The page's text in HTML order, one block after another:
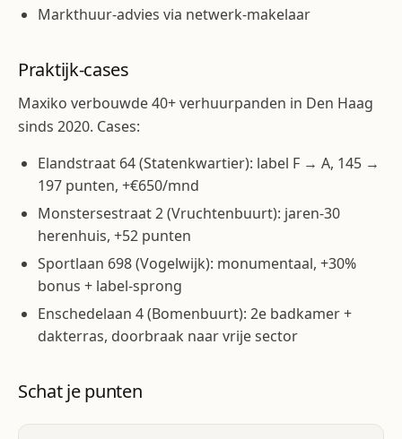
Markthuur-advies via netwerk-makelaar
Praktijk-cases
Maxiko verbouwde 40+ verhuurpanden in Den Haag
sinds 2020. Cases:
Elandstraat 64 (Statenkwartier): label F → A, 145 →
197 punten, +€650/mnd
Monstersestraat 2 (Vruchtenbuurt): jaren-30
herenhuis, +52 punten
Sportlaan 698 (Vogelwijk): monumentaal, +30%
bonus + label-sprong
Enschedelaan 4 (Bomenbuurt): 2e badkamer +
dakterras, doorbraak naar vrije sector
Schat je punten